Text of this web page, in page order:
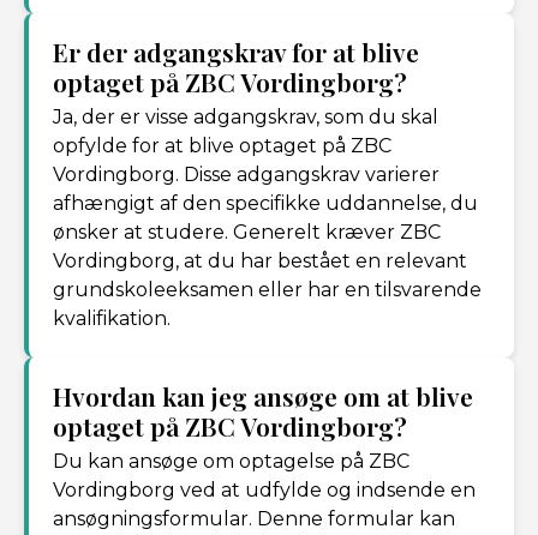
Er der adgangskrav for at blive
optaget på ZBC Vordingborg?
Ja, der er visse adgangskrav, som du skal
opfylde for at blive optaget på ZBC
Vordingborg. Disse adgangskrav varierer
afhængigt af den specifikke uddannelse, du
ønsker at studere. Generelt kræver ZBC
Vordingborg, at du har bestået en relevant
grundskoleeksamen eller har en tilsvarende
kvalifikation.
Hvordan kan jeg ansøge om at blive
optaget på ZBC Vordingborg?
Du kan ansøge om optagelse på ZBC
Vordingborg ved at udfylde og indsende en
ansøgningsformular. Denne formular kan